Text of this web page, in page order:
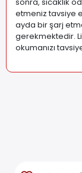
etmeniz tavsiye
ayda bir şarj
gerekmektedir.
okumanızı